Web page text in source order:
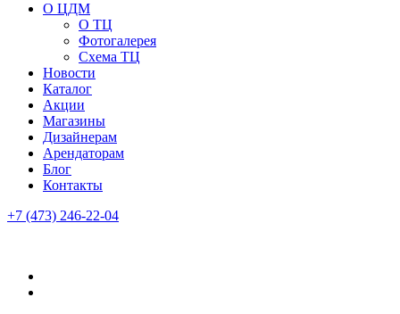
О ЦДМ
О ТЦ
Фотогалерея
Схема ТЦ
Новости
Каталог
Акции
Магазины
Дизайнерам
Арендаторам
Блог
Контакты
+7 (473) 246-22-04